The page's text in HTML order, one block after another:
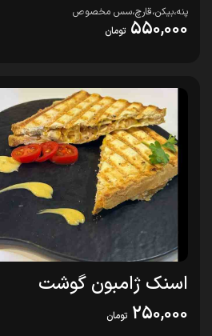
پنه،بیکن،قارچ،سس مخصوص
550,000 تومان
اسنک ژامبون گوشت
250,000 تومان